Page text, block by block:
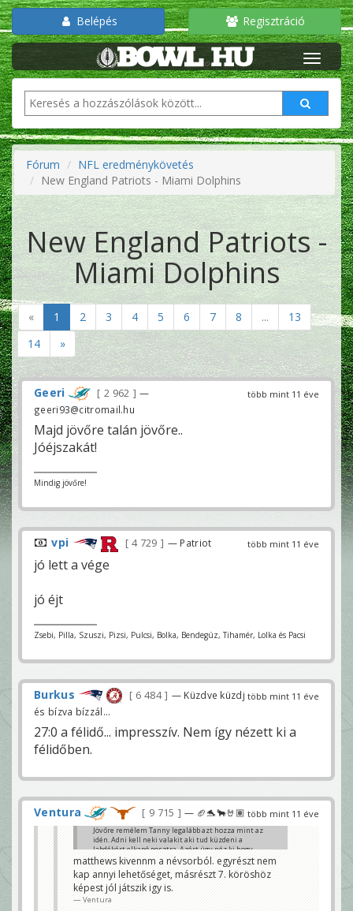
Belépés Regisztráció
Fórum
NFL eredménykövetés
New England Patriots - Miami Dolphins
New England Patriots -
Miami Dolphins
« 1 2 3 4 5 6 7 8 ...
13
14
»
több mint 11 éve
Geeri 2 962
—
geeri93@citromail.hu
Majd jövőre talán jövőre..
Jóéjszakát!
Mindig jövőre!
több mint 11 éve
vpi 4 729 — Patriot
jó lett a vége
jó éjt
Zsebi, Pilla, Szuszi, Pizsi, Pulcsi, Bolka, Bendegúz, Tihamér, Lolka és Pacsi
több mint 11 éve
Burkus 6 484
— Küzdve küzdj
és bízva bízzál...
27:0 a félidő... impresszív. Nem így nézett ki a
félidőben.
több mint 11 éve
Ventura 9 715 — 🏈🐬🐂🤘🏽
Jövőre remélem Tanny legalább azt hozza mint az
idén. Adni kell neki valakit aki tud küzdeni a
labdékért elkapó posztra. Azért úgy néz ki hogy
Wallace-Landry-Clay-Simms tudják vinni a csapatot.
Ellenben Gibson,Hartline,Matthews csak árnyékai
önmaguknak.
Geeri
matthews kivennm a névsorból. egyrészt nem
kap annyi lehetőséget, másrészt 7. köröshöz
képest jól játszik igy is.
Ventura